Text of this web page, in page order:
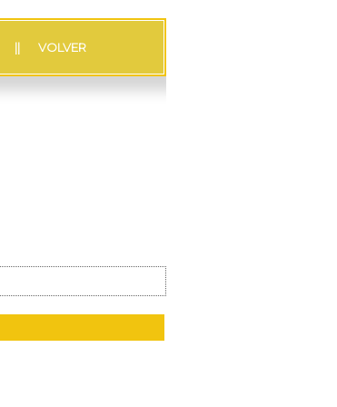
|| VOLVER